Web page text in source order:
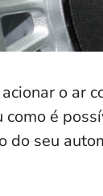
o ar
é
do seu